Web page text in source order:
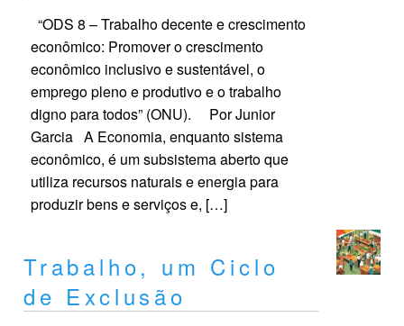
“ODS 8 – Trabalho decente e crescimento
econômico: Promover o crescimento
econômico inclusivo e sustentável, o
emprego pleno e produtivo e o trabalho
digno para todos” (ONU). Por Junior
Garcia A Economia, enquanto sistema
econômico, é um subsistema aberto que
utiliza recursos naturais e energia para
produzir bens e serviços e, […]
Trabalho, um Ciclo
de Exclusão